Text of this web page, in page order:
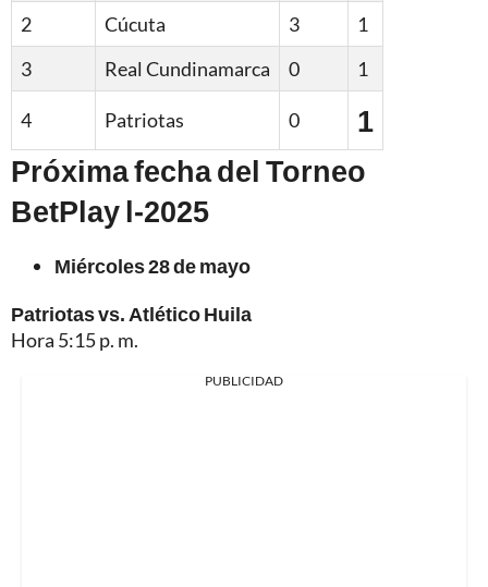
2 Cúcuta 3
1
3
Real Cundinamarca 0 1
4 Patriotas 0
1
Próxima fecha del Torneo
BetPlay l-2025
Miércoles 28 de mayo
Patriotas vs. Atlético Huila
Hora 5:15 p. m.
PUBLICIDAD